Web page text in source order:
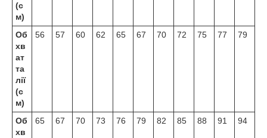
(с
м)
Об
хв
ат
та
лії
(с
м)
56 57 60 62 65 67 70 72 75 77 79
Об
хв
65 67 70 73 76 79 82 85 88 91 94